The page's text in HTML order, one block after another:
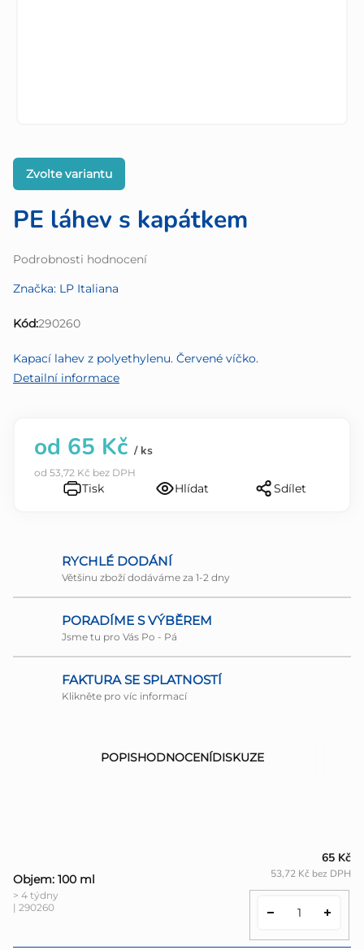
PE láhev s kapátkem
Průměrné
produktu
0,0
hvězdiček.
Podrobnosti hodnocení
Značka: LP Italiana
Kód:290260
Zvolte variantu
Kapací lahev z polyethylenu. Červené víčko.
Detailní informace
od 65 Kč / ks
od 53,72 Kč bez DPH
Tisk Hlídat Sdílet
RYCHLÉ DODÁNÍ
Většinu zboží dodáváme za 1-2 dny
PORADÍME S VÝBĚREM
Jsme tu pro Vás Po - Pá
FAKTURA SE SPLATNOSTÍ
Klikněte pro víc informací
POPISHODNOCENÍDISKUZE
Objem: 100 ml
> 4 týdny
| 290260
65 Kč
53,72 Kč bez DPH